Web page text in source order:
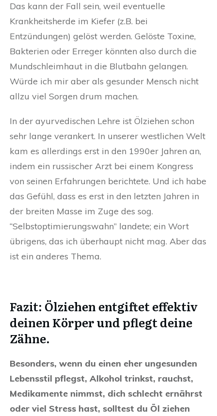
Das kann der Fall sein, weil eventuelle
Krankheitsherde im Kiefer (z.B. bei
Entzündungen) gelöst werden. Gelöste Toxine,
Bakterien oder Erreger könnten also durch die
Mundschleimhaut in die Blutbahn gelangen.
Würde ich mir aber als gesunder Mensch nicht
allzu viel Sorgen drum machen.
In der ayurvedischen Lehre ist Ölziehen schon
sehr lange verankert. In unserer westlichen Welt
kam es allerdings erst in den 1990er Jahren an,
indem ein russischer Arzt bei einem Kongress
von seinen Erfahrungen berichtete. Und ich habe
das Gefühl, dass es erst in den letzten Jahren in
der breiten Masse im Zuge des sog.
“Selbstoptimierungswahn” landete; ein Wort
übrigens, das ich überhaupt nicht mag. Aber das
ist ein anderes Thema.
Fazit: Ölziehen entgiftet effektiv
deinen Körper und pflegt deine
Zähne.
Besonders, wenn du einen eher ungesunden
Lebensstil pflegst, Alkohol trinkst, rauchst,
Medikamente nimmst, dich schlecht ernährst
oder viel Stress hast, solltest du Öl ziehen